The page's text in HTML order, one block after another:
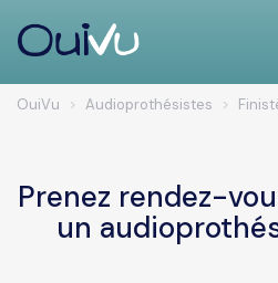
OuiVu Audioprothésistes
Prenez rendez-
un